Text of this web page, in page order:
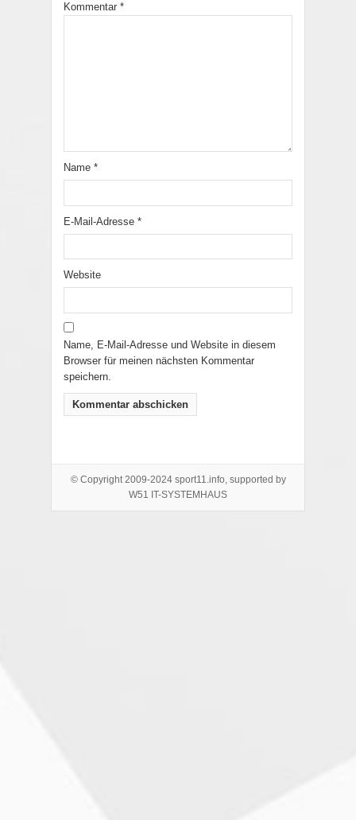
Kommentar *
Name *
E-Mail-Adresse *
Website
Name, E-Mail-Adresse und Website in diesem
Browser für meinen nächsten Kommentar
speichern.
© Copyright 2009-2024 sport11.info, supported by
W51 IT-SYSTEMHAUS